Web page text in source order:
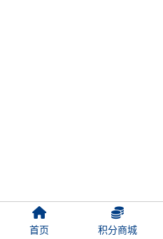
首页 积分商城